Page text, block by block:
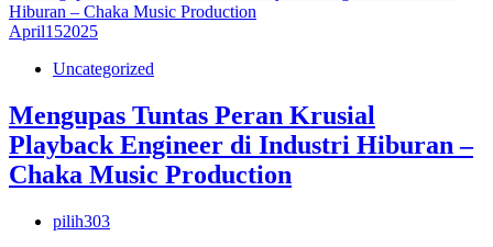
April152025
Uncategorized
Mengupas Tuntas Peran Krusial
Playback Engineer di Industri Hiburan –
Chaka Music Production
pilih303